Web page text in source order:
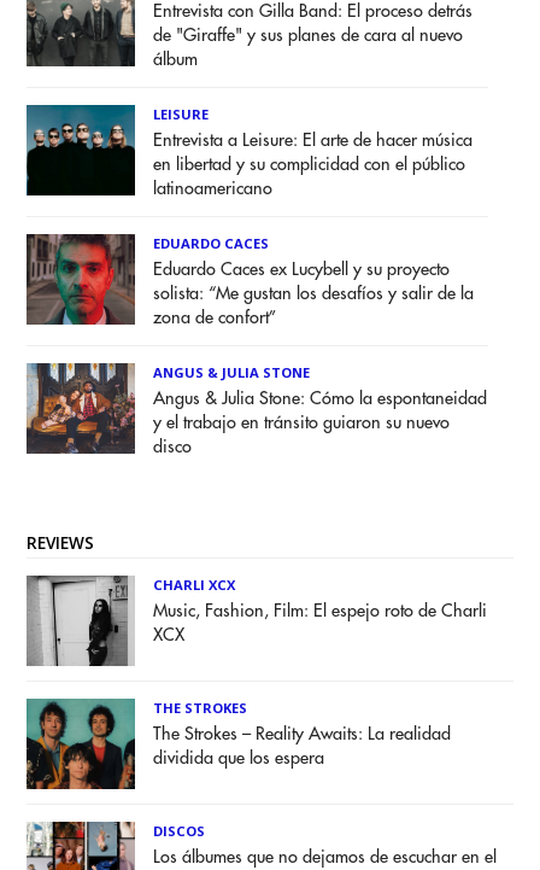
Entrevista con Gilla Band: El proceso detrás
de "Giraffe" y sus planes de cara al nuevo
álbum
LEISURE
Entrevista a Leisure: El arte de hacer música
en libertad y su complicidad con el público
latinoamericano
EDUARDO CACES
Eduardo Caces ex Lucybell y su proyecto
solista: “Me gustan los desafíos y salir de la
zona de confort”
ANGUS & JULIA STONE
Angus & Julia Stone: Cómo la espontaneidad
y el trabajo en tránsito guiaron su nuevo
disco
REVIEWS
CHARLI XCX
Music, Fashion, Film: El espejo roto de Charli
XCX
THE STROKES
The Strokes – Reality Awaits: La realidad
dividida que los espera
DISCOS
Los álbumes que no dejamos de escuchar en el